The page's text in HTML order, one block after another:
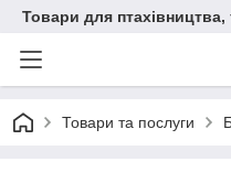
Товари для
Товари та послуги